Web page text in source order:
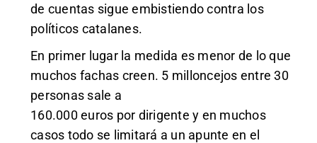
de cuentas sigue embistiendo contra los
políticos catalanes.
En primer lugar la medida es menor de lo que
muchos fachas creen. 5 milloncejos entre 30
personas sale a
160.000 euros por dirigente y en muchos
casos todo se limitará a un apunte en el